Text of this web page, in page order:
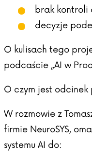
brak kontroli
decyzje
O kulisach tego
podcaście „AI w
O czym jest odcinek
W rozmowie z
firmie NeuroSYS,
systemu AI do: